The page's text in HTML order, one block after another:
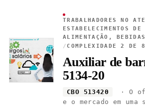
TRABALHADORES NO
ESTABELECIMENTOS
ALIMENTAÇÃO,
/ COMPLEXIDADE 2 DE 8
Auxiliar de
5134-20
CBO 513420
· O
e o mercado em